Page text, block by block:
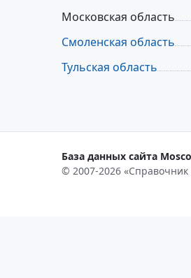
Московская область
Смоленская область
Тульская область
База данных сайта
© 2007-2026